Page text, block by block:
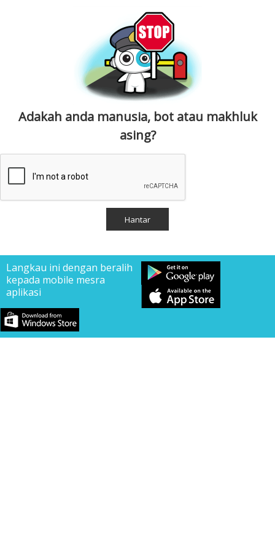
Adakah anda manusia, bot atau makhluk
asing?
Langkau ini dengan beralih
kepada mobile mesra
aplikasi